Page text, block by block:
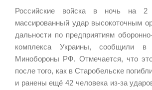
Российские войска в ночь на 2
массированный удар высокоточным
дальности по предприятиям
комплекса Украины, сообщили
Минобороны РФ. Отмечается, что
после того, как в Старобельске
и ранены ещё 42 человека из-за